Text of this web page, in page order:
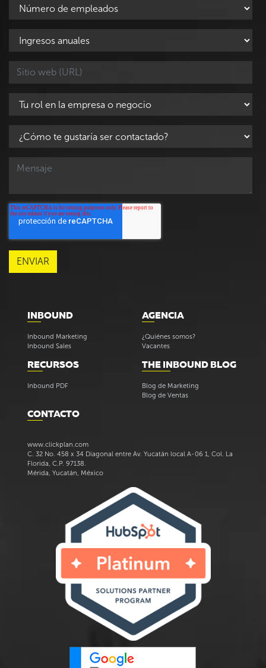
INBOUND
Inbound Marketing
Inbound Sales
AGENCIA
¿Quiénes somos?
Vacantes
RECURSOS
Inbound PDF
THE INBOUND BLOG
Blog de Marketing
Blog de Ventas
CONTACTO
www.clickplan.com
C. 32 No. 458 x 34 Diagonal entre Av. Yucatán local A-06 1, Col. La
Florida, C.P. 97138.
Mérida, Yucatán, México